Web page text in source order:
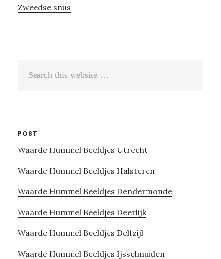
Zweedse snus
POST
Waarde Hummel Beeldjes Utrecht
Waarde Hummel Beeldjes Halsteren
Waarde Hummel Beeldjes Dendermonde
Waarde Hummel Beeldjes Deerlijk
Waarde Hummel Beeldjes Delfzijl
Waarde Hummel Beeldjes Ijsselmuiden